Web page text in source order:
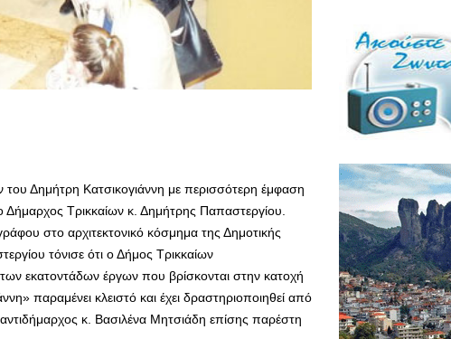
Δημήτρη Κατσικογιάννη με περισσότερη έμφαση
Τρικκαίων κ. Δημήτρης Παπαστεργίου.
στο αρχιτεκτονικό κόσμημα της Δημοτικής
τόνισε ότι ο Δήμος Τρικκαίων
εκατοντάδων έργων που βρίσκονται στην κατοχή
παραμένει κλειστό και έχει δραστηριοποιηθεί από
κ. Βασιλένα Μητσιάδη επίσης παρέστη